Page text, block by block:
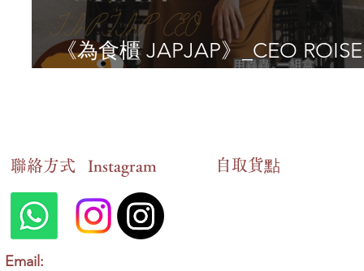
《為食櫃 JAPJAP》_CEO ROISE
​聯絡方式 Instagram
Email:
自​取貨點